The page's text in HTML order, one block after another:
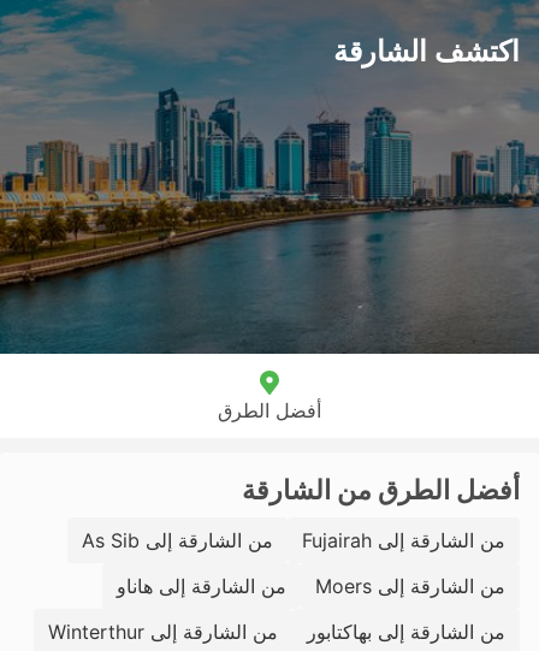
اكتشف الشارقة
أفضل الطرق
أفضل الطرق من الشارقة
من الشارقة إلى Fujairah
من الشارقة إلى As Sib
من الشارقة إلى Moers
من الشارقة إلى هاناو
من الشارقة إلى بهاكتابور
من الشارقة إلى Winterthur